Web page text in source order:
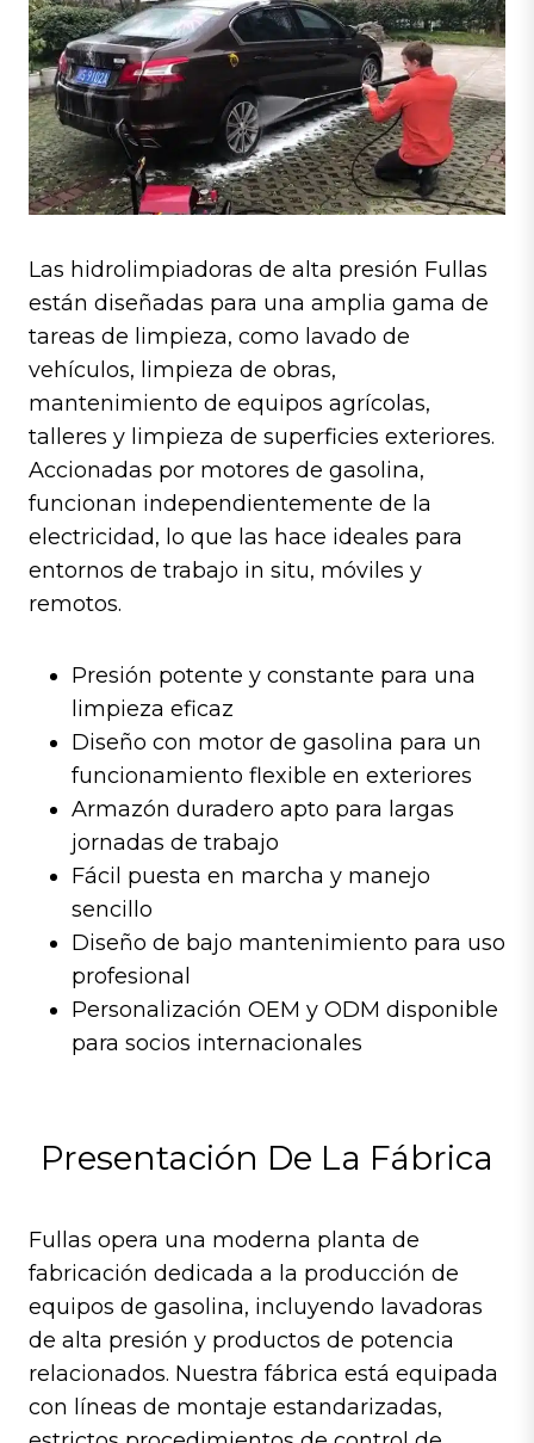
Las hidrolimpiadoras de alta presión Fullas
están diseñadas para una amplia gama de
tareas de limpieza, como lavado de
vehículos, limpieza de obras,
mantenimiento de equipos agrícolas,
talleres y limpieza de superficies exteriores.
Accionadas por motores de gasolina,
funcionan independientemente de la
electricidad, lo que las hace ideales para
entornos de trabajo in situ, móviles y
remotos.
Presión potente y constante para una
limpieza eficaz
Diseño con motor de gasolina para un
funcionamiento flexible en exteriores
Armazón duradero apto para largas
jornadas de trabajo
Fácil puesta en marcha y manejo
sencillo
Diseño de bajo mantenimiento para uso
profesional
Personalización OEM y ODM disponible
para socios internacionales
Presentación De La Fábrica
Fullas opera una moderna planta de
fabricación dedicada a la producción de
equipos de gasolina, incluyendo lavadoras
de alta presión y productos de potencia
relacionados. Nuestra fábrica está equipada
con líneas de montaje estandarizadas,